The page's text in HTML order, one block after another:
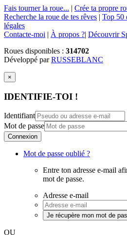
Fais tourner la roue... | Crée ta propre
Recherche la roue de tes rêves | Top 50
légales
Contacte-moi | À propos ?| Découvrir
Roues disponibles : 314702
Développé parRUSSEBLANC
×
IDENTIFIE-TOI !
Identifiant
Mot de passe
Connexion
Mot de passe oublié ?
Entre ton adresse e-mail
mot de passe.
Adresse e-mail
Je récupère mon mot de
OU